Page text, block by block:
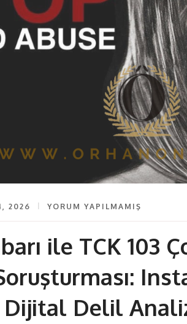
2026 YORUM YAPILMAMIŞ
ile TCK 103
Dijital Delil